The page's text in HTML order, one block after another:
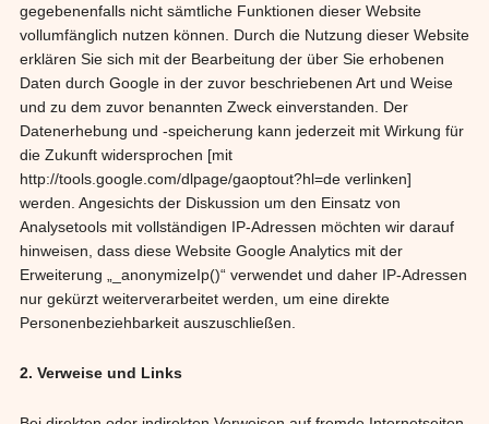
gegebenenfalls nicht sämtliche Funktionen dieser Website
vollumfänglich nutzen können. Durch die Nutzung dieser Website
erklären Sie sich mit der Bearbeitung der über Sie erhobenen
Daten durch Google in der zuvor beschriebenen Art und Weise
und zu dem zuvor benannten Zweck einverstanden. Der
Datenerhebung und -speicherung kann jederzeit mit Wirkung für
die Zukunft widersprochen [mit
http://tools.google.com/dlpage/gaoptout?hl=de verlinken]
werden. Angesichts der Diskussion um den Einsatz von
Analysetools mit vollständigen IP-Adressen möchten wir darauf
hinweisen, dass diese Website Google Analytics mit der
Erweiterung „_anonymizeIp()“ verwendet und daher IP-Adressen
nur gekürzt weiterverarbeitet werden, um eine direkte
Personenbeziehbarkeit auszuschließen.
2. Verweise und Links